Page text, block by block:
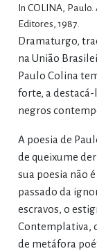
In COLINA,
Editores, 1987.
Dramaturgo,
na União
Paulo Colina
forte, a
negros
A poesia de
de queixume
sua poesia não
passado da
escravos, o
Contemplativa,
de metáfora